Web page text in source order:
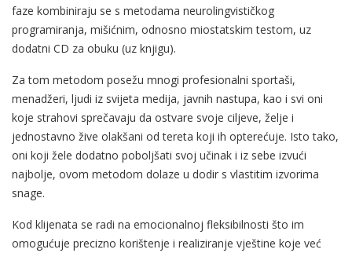
faze kombiniraju se s metodama neurolingvističkog
programiranja, mišićnim, odnosno miostatskim testom, uz
dodatni CD za obuku (uz knjigu).
Za tom metodom posežu mnogi profesionalni sportaši,
menadžeri, ljudi iz svijeta medija, javnih nastupa, kao i svi oni
koje strahovi sprečavaju da ostvare svoje ciljeve, želje i
jednostavno žive olakšani od tereta koji ih opterećuje. Isto tako,
oni koji žele dodatno poboljšati svoj učinak i iz sebe izvući
najbolje, ovom metodom dolaze u dodir s vlastitim izvorima
snage.
Kod klijenata se radi na emocionalnoj fleksibilnosti što im
omogućuje precizno korištenje i realiziranje vještine koje već